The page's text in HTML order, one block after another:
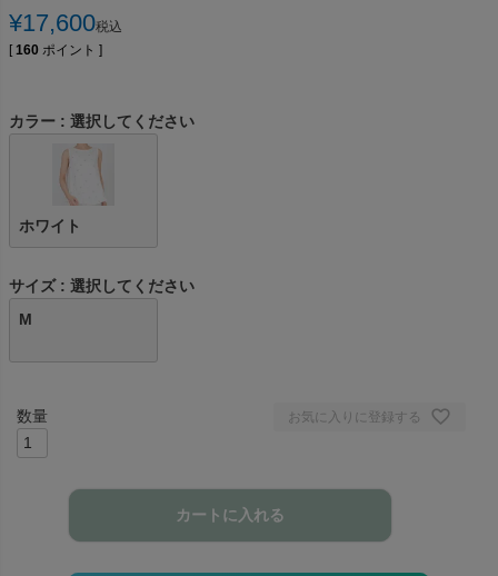
¥17,600税込
[ 160 ポイント ]
カラー 選択してください
ホワイト
サイズ
選択してください
M
お気に入りに登録する
カートに入れる